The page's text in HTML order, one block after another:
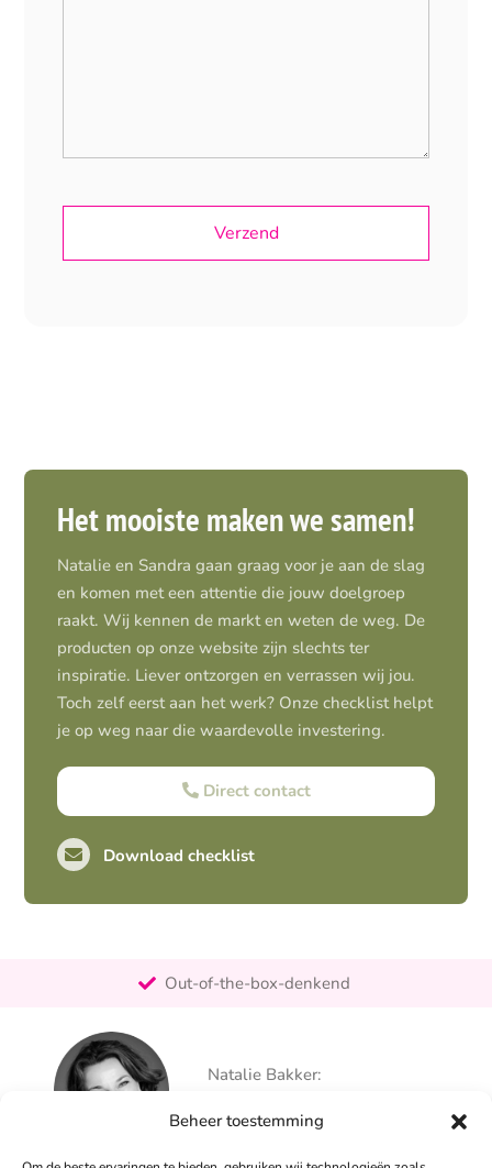
Beheer toestemming
Het mooiste maken we samen!
Natalie en Sandra gaan graag voor je aan de slag
en komen met een attentie die jouw doelgroep
raakt. Wij kennen de markt en weten de weg. De
producten op onze website zijn slechts ter
inspiratie. Liever ontzorgen en verrassen wij jou.
Toch zelf eerst aan het werk? Onze checklist helpt
je op weg naar die waardevolle investering.
Direct contact
Download checklist
Out-of-the-box-denkend
Persoonlijk
Natalie Bakker:
info@alertpromotie.nl